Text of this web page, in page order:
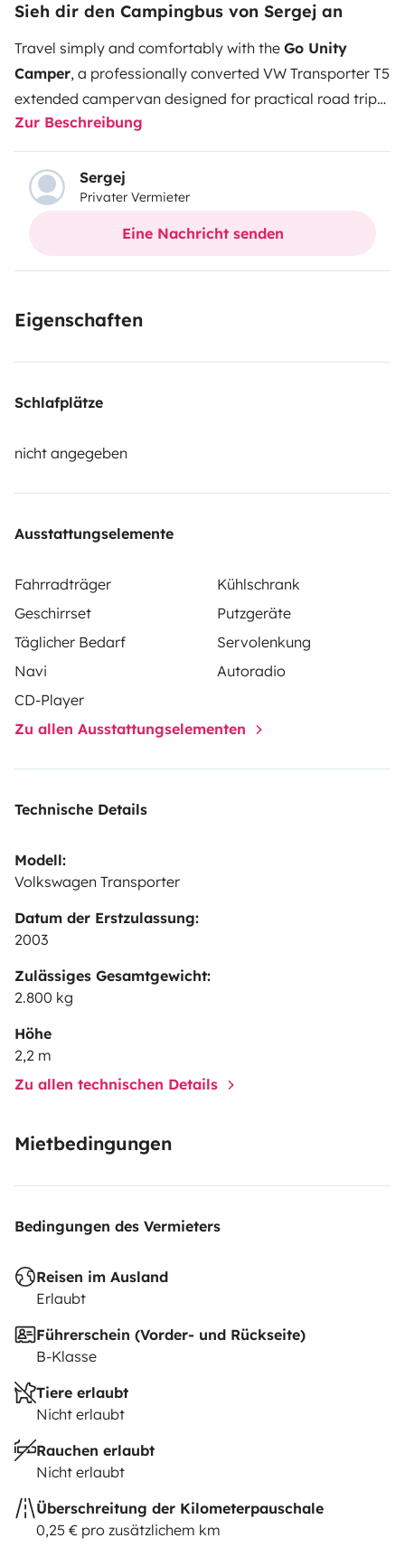
Sieh dir den Campingbus von Sergej an
Travel simply and comfortably with the Go Unity
Camper, a professionally converted VW Transporter T5
extended campervan designed for practical road trips
and easy overnight stays. With sleeping space for 2+1,
a compact kitchen, fridge, awning, and useful outdoor
equipment included, it offers everything renters need
for flexible camper travel.
Zur Beschreibung
Sergej
Privater Vermieter
Eine Nachricht senden
Eigenschaften
Schlafplätze
nicht angegeben
Ausstattungselemente
Fahrradträger
Kühlschrank
Geschirrset
Putzgeräte
Täglicher Bedarf
Servolenkung
Navi
Autoradio
CD-Player
Zu allen Ausstattungselementen
Technische Details
Modell:
Volkswagen Transporter
Datum der Erstzulassung:
2003
Zulässiges Gesamtgewicht:
2.800 kg
Höhe
2,2 m
Zu allen technischen Details
Mietbedingungen
Bedingungen des Vermieters
Reisen im Ausland
Erlaubt
Führerschein (Vorder- und Rückseite)
B-Klasse
Tiere erlaubt
Nicht erlaubt
Rauchen erlaubt
Nicht erlaubt
Überschreitung der Kilometerpauschale
0,25 € pro zusätzlichem km